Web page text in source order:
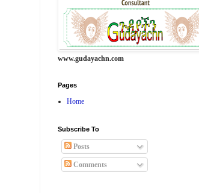
www.gudayachn.com
Pages
Home
Subscribe To
Posts
Comments